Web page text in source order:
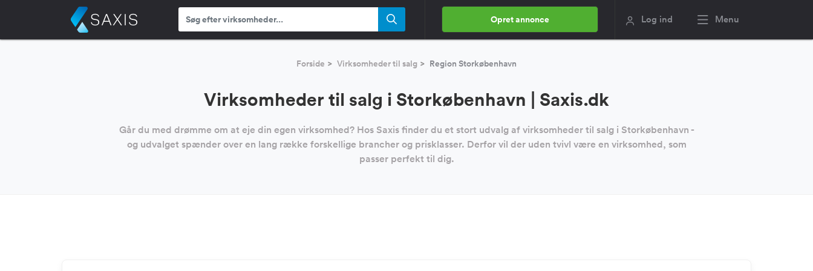
Opret annonce Log ind Menu
Forside Virksomheder til salg Region Storkøbenhavn
Virksomheder til salg i Storkøbenhavn | Saxis.dk
Går du med drømme om at eje din egen virksomhed? Hos Saxis finder du et stort udvalg af virksomheder til salg i Storkøbenhavn -
og udvalget spænder over en lang række forskellige brancher og prisklasser. Derfor vil der uden tvivl være en virksomhed, som
passer perfekt til dig.